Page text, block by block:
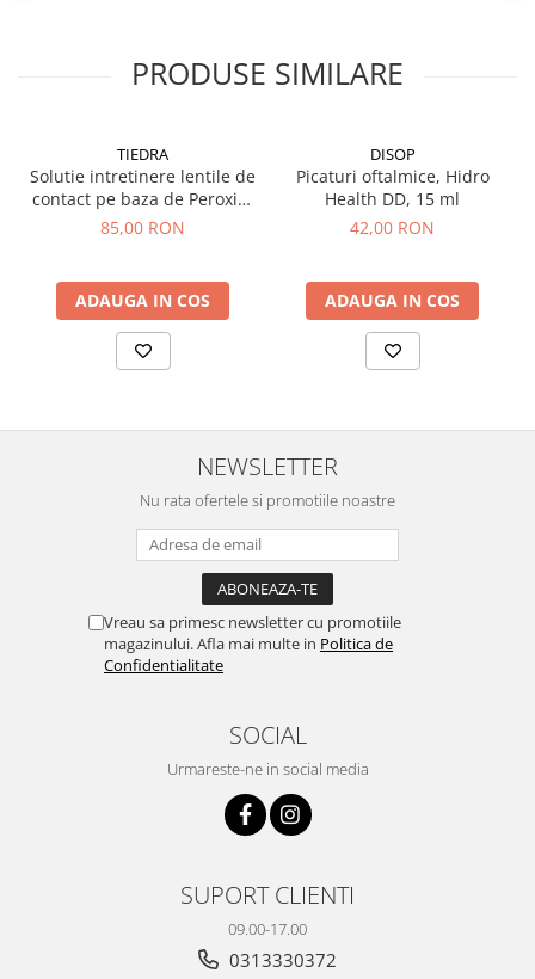
PRODUSE SIMILARE
TIEDRA
Solutie intretinere lentile de
contact pe baza de Peroxid,
aquamax TOTAL, 360 ml
85,00 RON
ADAUGA IN COS
DISOP
Picaturi oftalmice, Hidro
Health DD, 15 ml
42,00 RON
ADAUGA IN COS
NEWSLETTER
Nu rata ofertele si promotiile noastre
Vreau sa primesc newsletter cu promotiile
magazinului. Afla mai multe in Politica de
Confidentialitate
SOCIAL
Urmareste-ne in social media
SUPORT CLIENTI
09.00-17.00
0313330372